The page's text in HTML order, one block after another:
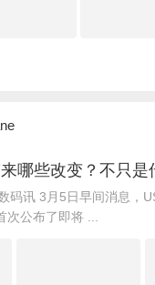
哪些改变？不只是
码讯 3月5日早间消息，
公布了即将 ...